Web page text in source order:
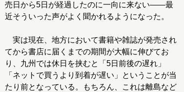
売日から5日が経過したのに一向に来ない――最
近そういった声がよく聞かれるようになった。
実は現在、地方において書籍や雑誌が発売され
てから書店に届くまでの期間が大幅に伸びてお
り、九州では休日を挟むと「5日前後の遅れ」
「ネットで買うより到着が遅い」ということが当
たり前となっている。もちろん、これは離島など